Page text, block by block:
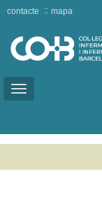
Toggle
contacte mapa